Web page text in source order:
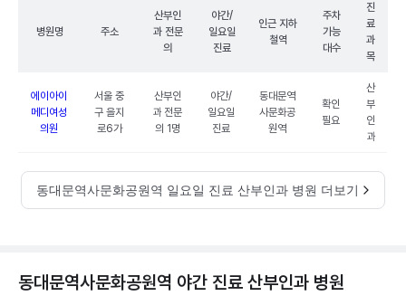
병원명 주소
산부인
과 전문
의
야간/
일요일
진료
인근 지하
철역
주차
가능
대수
진
료
과
목
에이아이
메디여성
의원
서울 중
구 을지
로6가
산부인
과 전문
의 1명
야간/
일요일
진료
동대문역
사문화공
원역
확인
필요
산
부
인
과
동대문역사문화공원역 일요일 진료 산부인과 병원 더보기
동대문역사문화공원역 야간 진료 산부인과 병원